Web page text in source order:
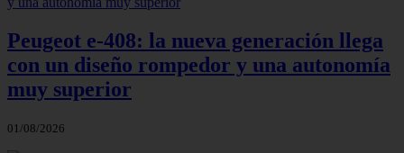
Peugeot e-408: la nueva generación llega
con un diseño rompedor y una autonomía
muy superior
01/08/2026